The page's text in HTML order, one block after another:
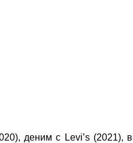
деним с Levi’s (2021),